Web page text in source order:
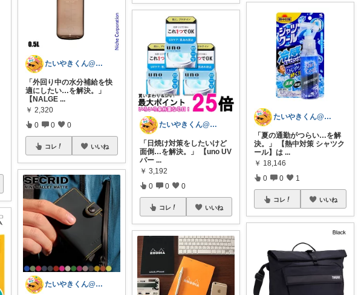
たいやきくん@経由購入感謝です😊
「外回り中の水分補給を快
適にしたい…を解決。」
【NALGE ...
￥ 2,320
0 0 0
コレ いいね
たいやきくん@経由購入感謝です😊
たいやきくん@経由購入感謝です😊
「日焼け対策をしたいけど
面倒…を解決。」 【uno UV
パー ...
￥ 3,192
0 0 0
コレ いいね
たいやきくん@経由購入感謝です😊
「夏の通勤がつらい…を解
決。」 【熱中対策 シャツク
ール】は ...
￥ 18,146
0 0 1
コレ いいね